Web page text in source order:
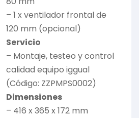
– 1 x ventilador frontal de
120 mm (opcional)
Servicio
– Montaje, testeo y control
calidad equipo iggual
(Código: ZZPMPS0002)
Dimensiones
– 416 x 365 x 172 mm